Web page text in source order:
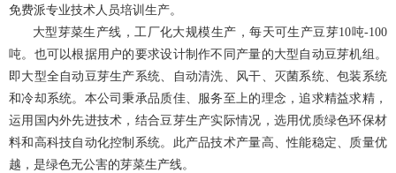
免费派专业技术人员培训生产。
大型芽菜生产线，工厂化大规模生产，每天可生产豆芽10吨-100
吨。也可以根据用户的要求设计制作不同产量的大型自动豆芽机组。
即大型全自动豆芽生产系统、自动清洗、风干、灭菌系统、包装系统
和冷却系统。本公司秉承品质佳、服务至上的理念，追求精益求精，
运用国内外先进技术，结合豆芽生产实际情况，选用优质绿色环保材
料和高科技自动化控制系统。此产品技术产量高、性能稳定、质量优
越，是绿色无公害的芽菜生产线。